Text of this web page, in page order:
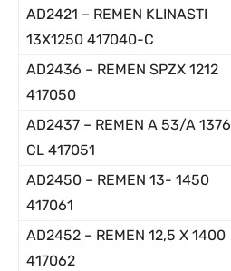
AD2421 – REMEN KLINASTI
13X1250 417040-C
AD2436 – REMEN SPZX 1212
417050
AD2437 – REMEN A 53/A 1376
CL 417051
AD2450 – REMEN 13- 1450
417061
AD2452 – REMEN 12,5 X 1400
417062